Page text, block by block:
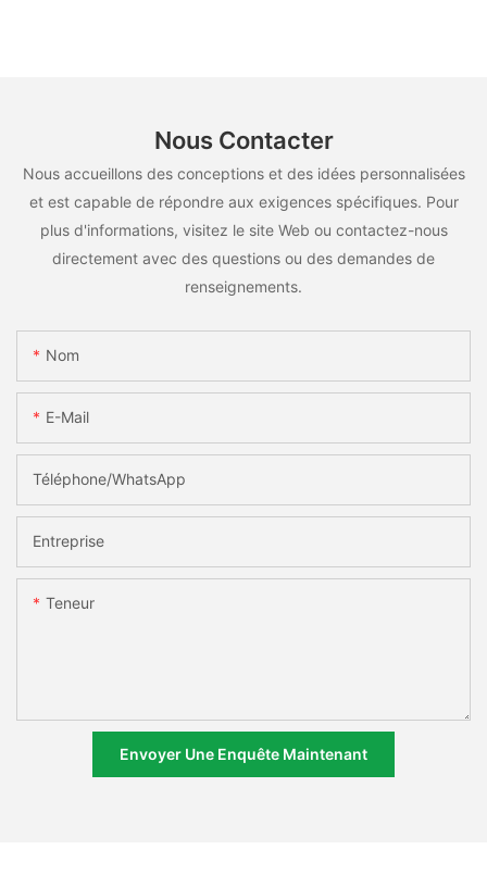
Nous Contacter
Nous accueillons des conceptions et des idées personnalisées
et est capable de répondre aux exigences spécifiques. Pour
plus d'informations, visitez le site Web ou contactez-nous
directement avec des questions ou des demandes de
renseignements.
Nom
E-Mail
Téléphone/WhatsApp
Entreprise
Teneur
Envoyer Une Enquête Maintenant